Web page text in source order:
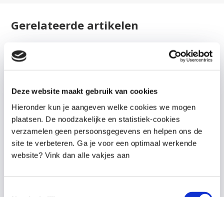
Deze website maakt gebruik van cookies
Hieronder kun je aangeven welke cookies we mogen
plaatsen. De noodzakelijke en statistiek-cookies
verzamelen geen persoonsgegevens en helpen ons de
site te verbeteren. Ga je voor een optimaal werkende
website? Vink dan alle vakjes aan
Gerelateerde artikelen